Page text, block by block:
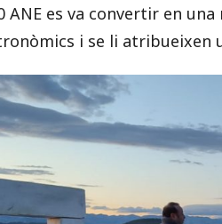
ANE es va convertir en
i se li atribueixen